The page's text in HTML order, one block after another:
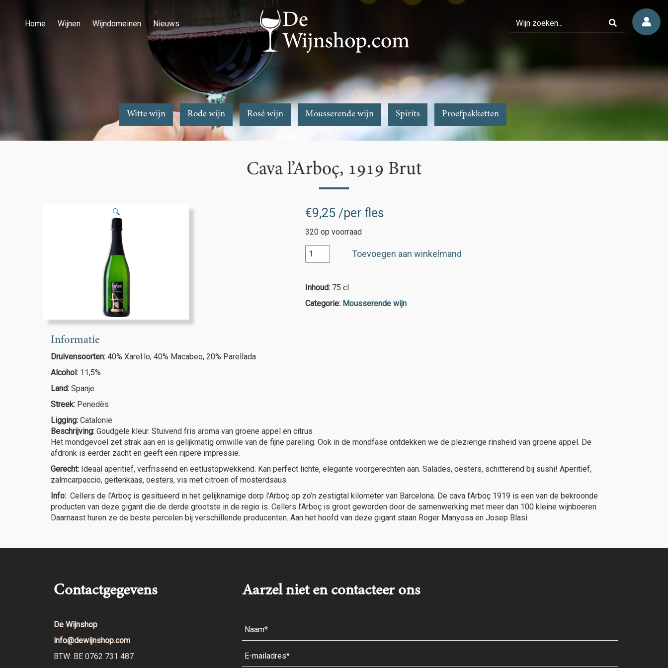
Home Wijnen Wijndomeinen Nieuws
Witte wijn Rode wijn Rosé wijn Mousserende wijn Spirits Proefpakketten
Cava l’Arboç, 1919 Brut
🔍 €9,25/per fles
320 op voorraad
Cava
l'Arboç,
Brut
aantal
Toevoegen aan winkelmand
Inhoud: 75 cl
Categorie: Mousserende wijn
Informatie
Druivensoorten: 40% Xarel.lo, 40% Macabeo, 20% Parellada
Alcohol: 11,5%
Land: Spanje
Streek: Penedès
Ligging: Catalonie
Beschrijving: Goudgele kleur. Stuivend fris aroma van groene appel en citrus
Het mondgevoel zet strak aan en is gelijkmatig omwille van de fijne pareling. Ook in de mondfase ontdekken we de plezierige rinsheid van groene appel. De
afdronk is eerder zacht en geeft een rijpere impressie.
Gerecht: Ideaal aperitief, verfrissend en eetlustopwekkend. Kan perfect lichte, elegante voorgerechten aan. Salades, oesters, schitterend bij sushi! Aperitief,
zalmcarpaccio, geitenkaas, oesters, vis met citroen of mosterdsaus.
Info: Cellers de l’Arboç is gesitueerd in het gelijknamige dorp l’Arboç op zo’n zestigtal kilometer van Barcelona. De cava l’Arboç 1919 is een van de bekroonde
producten van deze gigant die de derde grootste in de regio is. Cellers l’Arboç is groot geworden door de samenwerking met meer dan 100 kleine wijnboeren.
Daarnaast huren ze de beste percelen bij verschillende producenten. Aan het hoofd van deze gigant staan Roger Manyosa en Josep Blasi.
Contactgegevens
De Wijnshop
info@dewijnshop.com
BTW: BE 0762 731 487
Aarzel niet en contacteer ons